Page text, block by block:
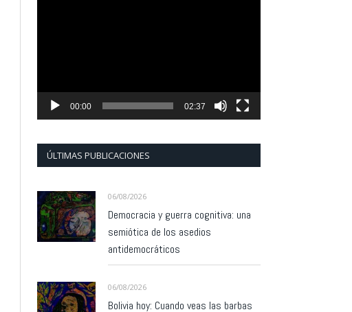
00:00 02:37
ÚLTIMAS PUBLICACIONES
06/08/2026
Democracia y guerra cognitiva: una
semiótica de los asedios
antidemocráticos
06/08/2026
Bolivia hoy: Cuando veas las barbas